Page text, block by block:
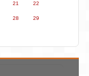
21 22
28 29